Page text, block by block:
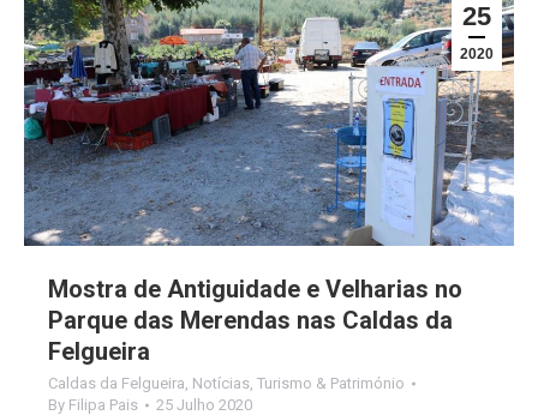
25
2020
Mostra de Antiguidade e Velharias no
Parque das Merendas nas Caldas da
Felgueira
Caldas da Felgueira Notícias Turismo & Património
By Filipa Pais 25 Julho 2020